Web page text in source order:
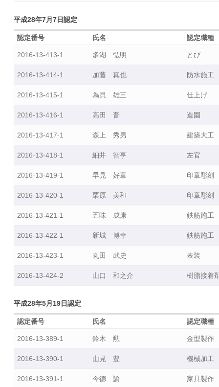
マ
イ
タ
（IT
認
状
京
都
Ｔ
ス
認
状
京
平成28年7月7日認定
認定番号 氏名 認定職種
2016-13-413-1 多湖 弘明 とび
2016-13-414-1 加藤 真也 防水施工
2016-13-415-1 為貝 雄三 仕上げ
2016-13-416-1 高田 晋 造園
2016-13-417-1 森上 秀男 建築大工
2016-13-418-1 細井 智亨 左官
2016-13-419-1 早見 好章 印章彫刻
2016-13-420-1 栗原 美和 印章彫刻
2016-13-421-1 五味 成康 鉄筋施工
2016-13-422-1 新城 博幸 鉄筋施工
2016-13-423-1 丸田 武史 表装
2016-13-424-2 山口 和之介 樹脂接着
平成28年5月19日認定
認定番号 氏名 認定職種
2016-13-389-1 鈴木 勲 金型製作
2016-13-390-1 山見 豊 機械加工
2016-13-391-1 今德 諭 家具製作